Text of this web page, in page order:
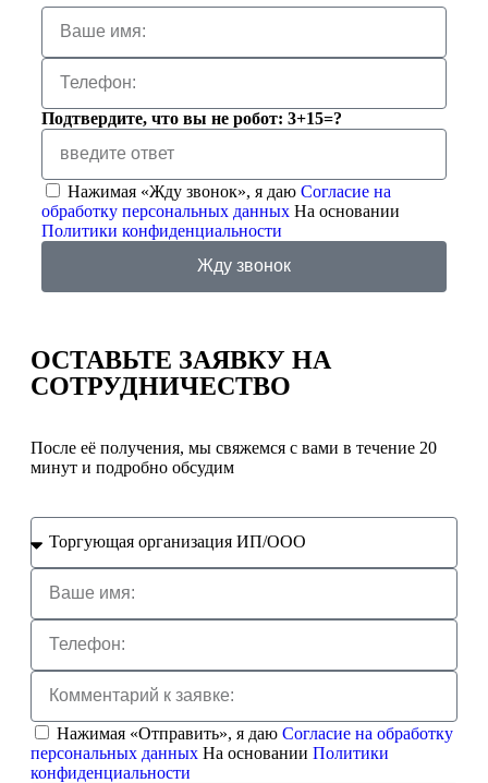
Подтвердите, что вы не робот: 3+15=?
Нажимая «Жду звонок», я даю Согласие на
обработку персональных данных На основании
Политики конфиденциальности
Жду звонок
ОСТАВЬТЕ ЗАЯВКУ НА
СОТРУДНИЧЕСТВО
После её получения, мы свяжемся с вами в течение 20
минут и подробно обсудим
Нажимая «Отправить», я даю Согласие на обработку
персональных данных На основании Политики
конфиденциальности